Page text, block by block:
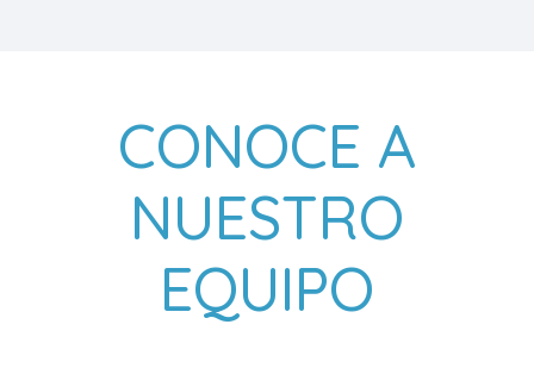
CONOCE A
NUESTRO
EQUIPO